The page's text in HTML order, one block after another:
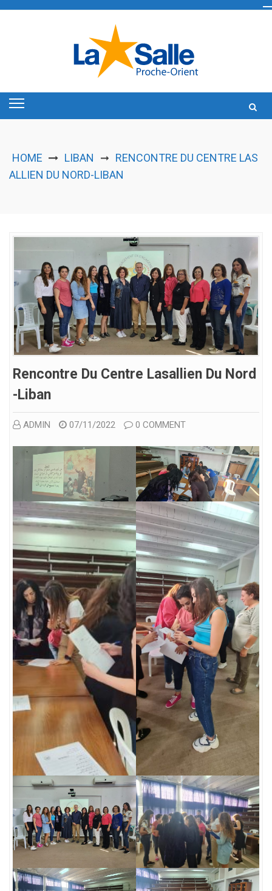
HOME LIBAN ➞ RENCONTRE DU CENTRE LAS
ALLIEN DU NORD-LIBAN
Rencontre Du Centre Lasallien Du Nord
-Liban
ADMIN 07/11/2022 0 COMMENT